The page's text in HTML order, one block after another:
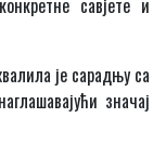
је сарадњу са
значај